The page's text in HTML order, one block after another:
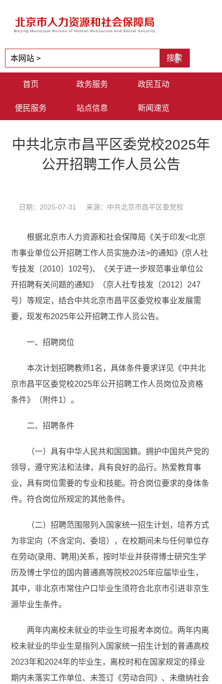
首页 政务服务 政民互动
便民服务 站点信息 新闻速览
中共北京市昌平区委党校2025年
公开招聘工作人员公告
日期：2025-07-31 来源：中共北京市昌平区委党校
根据北京市人力资源和社会保障局《关于印发<北京
市事业单位公开招聘工作人员实施办法>的通知》(京人社
专技发〔2010〕102号)、《关于进一步规范事业单位公
开招聘有关问题的通知》（京人社专技发〔2012〕247
号）等规定，结合中共北京市昌平区委党校事业发展需
要，现发布2025年公开招聘工作人员公告。
一、招聘岗位
本次计划招聘教师1名，具体条件要求详见《中共北
京市昌平区委党校2025年公开招聘工作人员岗位及资格
条件》（附件1）。
二、招聘条件
（一）具有中华人民共和国国籍。拥护中国共产党的
领导，遵守宪法和法律，具有良好的品行。热爱教育事
业，具有岗位需要的专业和技能。符合岗位要求的身体条
件。符合岗位所规定的其他条件。
（二）招聘范围限列入国家统一招生计划，培养方式
为非定向（不含定向、委培），在校期间未与任何单位存
在劳动(录用、聘用)关系，按时毕业并获得博士研究生学
历及博士学位的国内普通高等院校2025年应届毕业生，
其中，非北京市常住户口毕业生须符合北京市引进非京生
源毕业生条件。
两年内离校未就业的毕业生可报考本岗位。两年内离
校未就业的毕业生是指列入国家统一招生计划的普通高校
2023年和2024年的毕业生，离校时和在国家规定的择业
期内未落实工作单位、未签订《劳动合同》、未缴纳社会